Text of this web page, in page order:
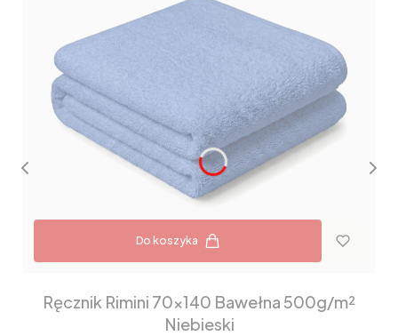
Do koszyka
Ręcznik Rimini 70x140 Bawełna 500g/m²
Niebieski